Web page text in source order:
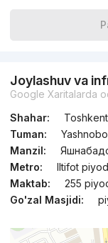
Joylashuv va
Google Xaritalarda
Shahar:
Toshkent
Tuman:
Manzil:
Metro:
Iltifot
Maktab:
255
Go'zal Masjidi: